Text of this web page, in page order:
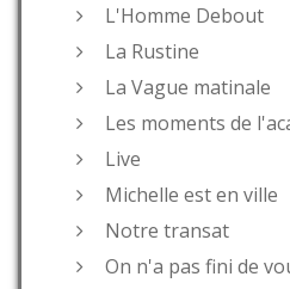
L'Homme Debout
La Rustine
La Vague matinale
Les moments de
Live
Michelle est en ville
Notre transat
On n'a pas fini de